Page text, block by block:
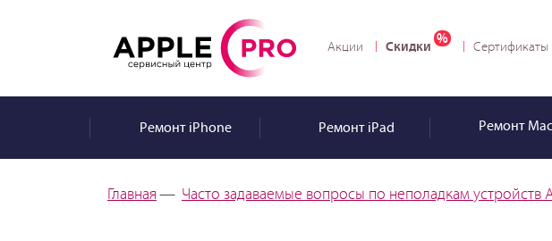
Акции Скидки Сертификаты
РемонтiPhone РемонтiPad Ремонт
Главная — Часто задаваемые вопросы по неполадкам устройств